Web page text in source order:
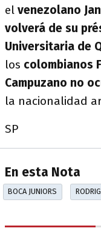
el venezolano
volverá de su
Universitaria de
los colombianos
Campuzano no
la nacionalidad
SP
En esta Nota
BOCA JUNIORS